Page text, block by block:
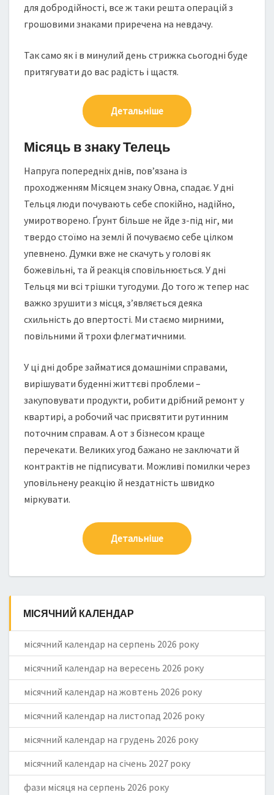
для добродійності, все ж таки решта операцій з
грошовими знаками приречена на невдачу.
Так само як і в минулий день стрижка сьогодні буде
притягувати до вас радість і щастя.
Детальніше
Місяць в знаку Телець
Напруга попередніх днів, пов’язана із
проходженням Місяцем знаку Овна, спадає. У дні
Тельця люди почувають себе спокійно, надійно,
умиротворено. Ґрунт більше не йде з-під ніг, ми
твердо стоїмо на землі й почуваємо себе цілком
упевнено. Думки вже не скачуть у голові як
божевільні, та й реакція сповільнюється. У дні
Тельця ми всі трішки тугодуми. До того ж тепер нас
важко зрушити з місця, з’являється деяка
схильність до впертості. Ми стаємо мирними,
повільними й трохи флегматичними.
У ці дні добре займатися домашніми справами,
вирішувати буденні життєві проблеми –
закуповувати продукти, робити дрібний ремонт у
квартирі, а робочий час присвятити рутинним
поточним справам. А от з бізнесом краще
перечекати. Великих угод бажано не заключати й
контрактів не підписувати. Можливі помилки через
уповільнену реакцію й нездатність швидко
міркувати.
Детальніше
МІСЯЧНИЙ КАЛЕНДАР
місячний календар на серпень 2026 року
місячний календар на вересень 2026 року
місячний календар на жовтень 2026 року
місячний календар на листопад 2026 року
місячний календар на грудень 2026 року
місячний календар на січень 2027 року
фази місяця на серпень 2026 року